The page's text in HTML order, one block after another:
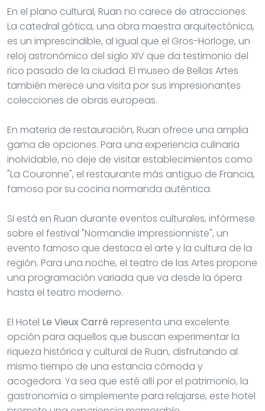
En el plano cultural, Ruan no carece de atracciones.
La catedral gótica, una obra maestra arquitectónica,
es un imprescindible, al igual que el Gros-Horloge, un
reloj astronómico del siglo XIV que da testimonio del
rico pasado de la ciudad. El museo de Bellas Artes
también merece una visita por sus impresionantes
colecciones de obras europeas.
En materia de restauración, Ruan ofrece una amplia
gama de opciones. Para una experiencia culinaria
inolvidable, no deje de visitar establecimientos como
"La Couronne", el restaurante más antiguo de Francia,
famoso por su cocina normanda auténtica.
Si está en Ruan durante eventos culturales, infórmese
sobre el festival "Normandie Impressionniste", un
evento famoso que destaca el arte y la cultura de la
región. Para una noche, el teatro de las Artes propone
una programación variada que va desde la ópera
hasta el teatro moderno.
El Hotel Le Vieux Carré representa una excelente
opción para aquellos que buscan experimentar la
riqueza histórica y cultural de Ruan, disfrutando al
mismo tiempo de una estancia cómoda y
acogedora. Ya sea que esté allí por el patrimonio, la
gastronomía o simplemente para relajarse, este hotel